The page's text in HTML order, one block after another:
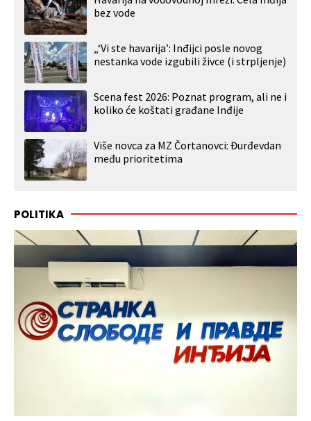
bez vode
„‘Vi ste havarija’: Inđijci posle novog
nestanka vode izgubili živce (i strpljenje)
Scena fest 2026: Poznat program, ali ne i
koliko će koštati građane Inđije
Više novca za MZ Čortanovci: Đurđevdan
među prioritetima
POLITIKA